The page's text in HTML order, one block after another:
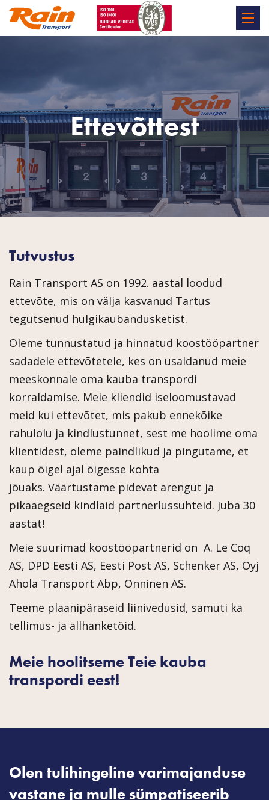
Ettevõttest
Tutvustus
Rain Transport AS on 1992. aastal loodud
ettevõte, mis on välja kasvanud Tartus
tegutsenud hulgikaubandusketist.
Oleme tunnustatud ja hinnatud koostööpartner
sadadele ettevõtetele, kes on usaldanud meie
meeskonnale oma kauba transpordi
korraldamise. Meie kliendid iseloomustavad
meid kui ettevõtet, mis pakub ennekõike
rahulolu ja kindlustunnet, sest me hoolime oma
klientidest, oleme paindlikud ja pingutame, et
kaup õigel ajal õigesse kohta
jõuaks. Väärtustame pidevat arengut ja
pikaaegseid kindlaid partnerlussuhteid. Juba 30
aastat!
Meie suurimad koostööpartnerid on A. Le Coq
AS, DPD Eesti AS, Eesti Post AS, Schenker AS, Oyj
Ahola Transport Abp, Onninen AS.
Teeme plaanipäraseid liinivedusid, samuti ka
tellimus- ja allhanketöid.
Meie hoolitseme Teie kauba
transpordi eest!
Olen tulihingeline varimajanduse
vastane ja mulle sümpatiseerib